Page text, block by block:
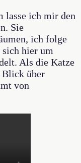
lasse ich mir den
Sie
ich folge
sich hier um
Als die Katze
Blick über
von